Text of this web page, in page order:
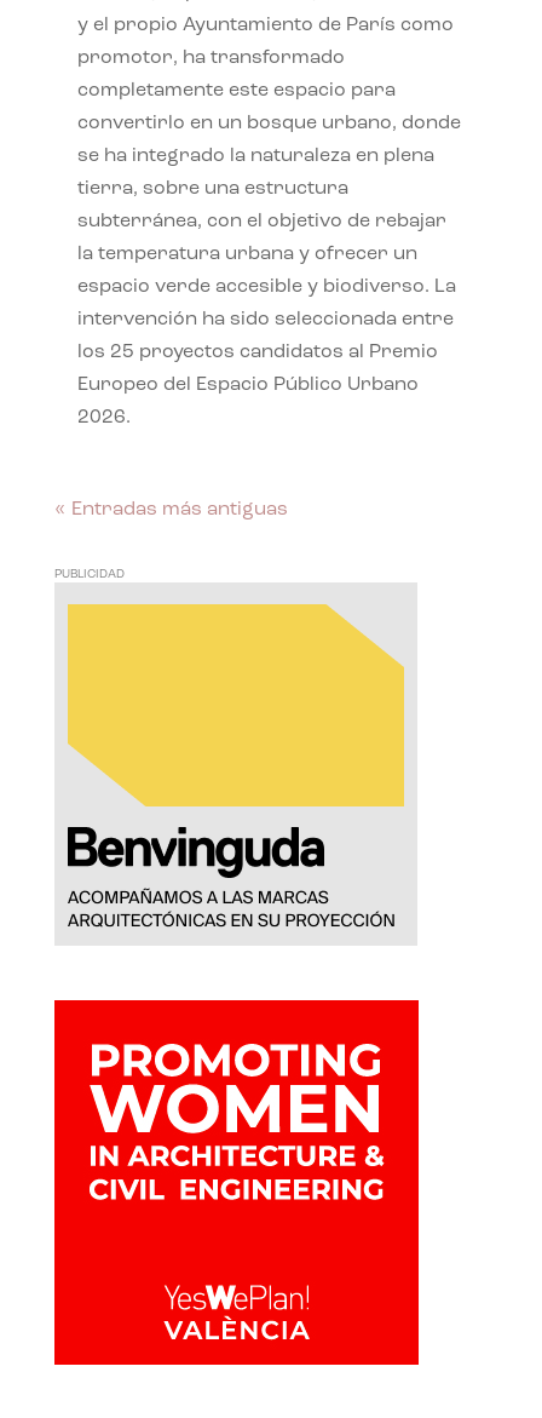
y el propio Ayuntamiento de París como
promotor, ha transformado
completamente este espacio para
convertirlo en un bosque urbano, donde
se ha integrado la naturaleza en plena
tierra, sobre una estructura
subterránea, con el objetivo de rebajar
la temperatura urbana y ofrecer un
espacio verde accesible y biodiverso. La
intervención ha sido seleccionada entre
los 25 proyectos candidatos al Premio
Europeo del Espacio Público Urbano
2026.
« Entradas más antiguas
PUBLICIDAD